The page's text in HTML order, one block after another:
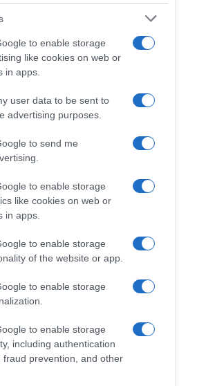
to enable storage
like cookies on web or
in apps.
user data to be sent to
advertising purposes.
to send me
to enable storage
like cookies on web or
in apps.
to enable storage
of the website or app.
to enable storage
to enable storage
including authentication
fraud prevention, and other
οδηγήθηκε στο Δικαστικό
του ασκήθηκε ποινική
από πρόθεση σε ήρεμη
βία,
περί όπλων.
και έλαβε προθεσμία,
ενώπιον του
ως προτεινόμενη
πηγή στην Google
το Ευρωπαϊκό